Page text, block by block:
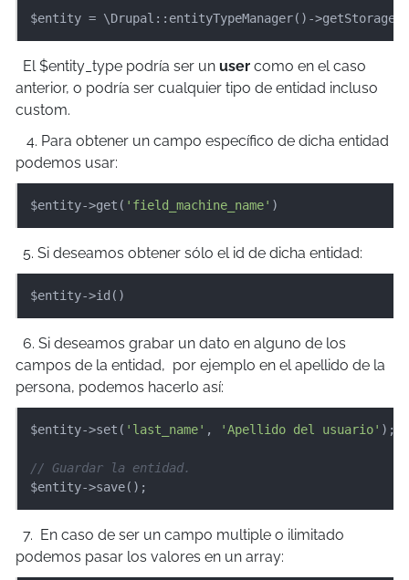
$entity = \Drupal::entityTypeManager()-
El $entity_type podría ser un user como en el caso
anterior, o podría ser cualquier tipo de entidad incluso
custom.
4. Para obtener un campo específico de dicha entidad
podemos usar:
$entity->get( 'field_machine_name' )
5. Si deseamos obtener sólo el id de dicha entidad:
$entity->id()
6. Si deseamos grabar un dato en alguno de los
campos de la entidad, por ejemplo en el apellido de la
persona, podemos hacerlo así:
$entity->set( 'last_name' , 'Apellido del usuario' );
// Guardar la entidad.
$entity->save();
7. En caso de ser un campo multiple o ilimitado
podemos pasar los valores en un array: